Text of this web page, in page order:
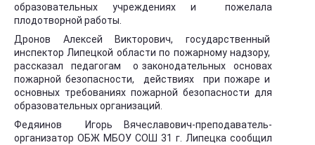
образовательных учреждениях и пожелала
плодотворной работы.
Дронов Алексей Викторович, государственный
инспектор Липецкой области по пожарному надзору,
рассказал педагогам о законодательных основах
пожарной безопасности, действиях при пожаре и
основных требованиях пожарной безопасности для
образовательных организаций.
Федяинов Игорь Вячеславович-преподаватель-
организатор ОБЖ МБОУ СОШ 31 г. Липецка сообщил